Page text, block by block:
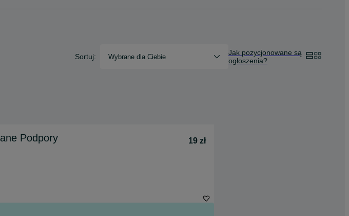
Sortuj: Wybrane dla Ciebie
Jak pozycjonowane są
ogłoszenia?
Podpory
19 zł